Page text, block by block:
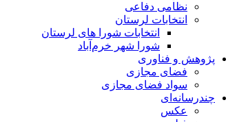
نظامی دفاعی
انتخابات لرستان
انتخابات شورا های لرستان
شورا شهر خرم‌آباد
پژوهش و فناوری
فضای مجازی
سواد فضای مجازی
چندرسانه‌ای
عكس